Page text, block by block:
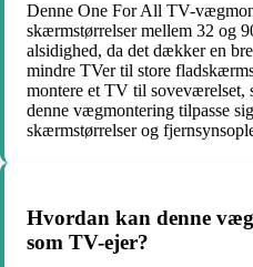
Denne One For All TV-
skærmstørrelser mellem 32 og
alsidighed, da det dækker en
mindre TVer til store
montere et TV til soveværelset,
denne vægmontering tilpasse
skærmstørrelser og
Hvordan kan denne
som TV-ejer?